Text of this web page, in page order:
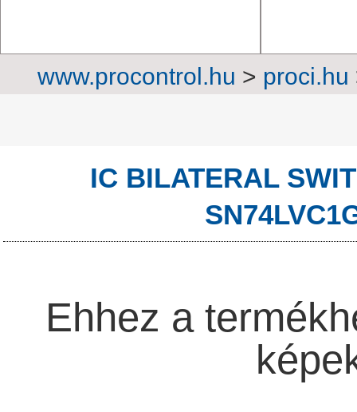
www.procontrol.hu > proci.hu
IC BILATERAL
Ehhez a